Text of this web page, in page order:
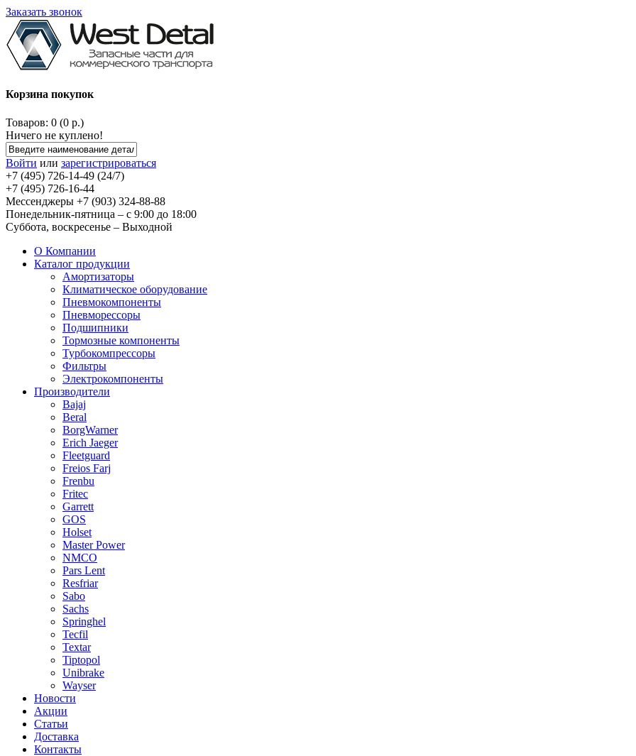
Заказать звонок
Корзина покупок
Товаров: 0 (0 р.)
Ничего не куплено!
Войти или зарегистрироваться
+7 (495) 726-14-49 (24/7)
+7 (495) 726-16-44
Мессенджеры +7 (903) 324-88-88
Понедельник-пятница – с 9:00 до 18:00
Суббота, воскресенье – Выходной
О Компании
Каталог продукции
Амортизаторы
Климатическое оборудование
Пневмокомпоненты
Пневморессоры
Подшипники
Тормозные компоненты
Турбокомпрессоры
Фильтры
Электрокомпоненты
Производители
Bajaj
Beral
BorgWarner
Erich Jaeger
Fleetguard
Freios Farj
Frenbu
Fritec
Garrett
GOS
Holset
Master Power
NMCO
Pars Lent
Resfriar
Sabo
Sachs
Springhel
Tecfil
Textar
Tiptopol
Unibrake
Wayser
Новости
Акции
Статьи
Доставка
Контакты